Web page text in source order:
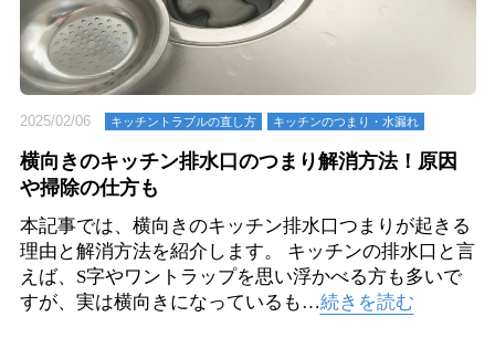
2025/02/06 キッチントラブルの直し方 キッチンのつまり・⽔漏れ
横向きのキッチン排水口のつまり解消方法！原因
や掃除の仕方も
本記事では、横向きのキッチン排水口つまりが起きる
理由と解消方法を紹介します。 キッチンの排水口と言
えば、S字やワントラップを思い浮かべる方も多いで
すが、実は横向きになっているも…続きを読む